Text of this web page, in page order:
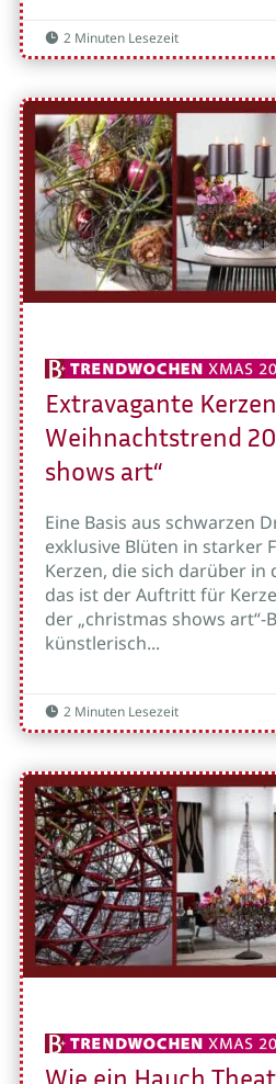
 2 Minuten Lesezeit
Extravagante
Weihnachtstrend
shows art“
Eine Basis aus schwarzen
exklusive Blüten in starker
Kerzen, die sich darüber in
das ist der Auftritt für
der „christmas shows art“-
künstlerisch...
 2 Minuten Lesezeit
Wie ein Hauch